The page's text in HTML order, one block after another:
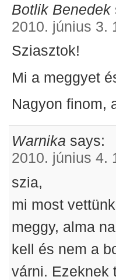
Botlik Benedek
2010. június 3.
Sziasztok!
Mi a meggyet
Nagyon finom,
Warnika says:
2010. június 4.
szia,
mi most
meggy, alma
kell és nem a
várni. Ezeknek